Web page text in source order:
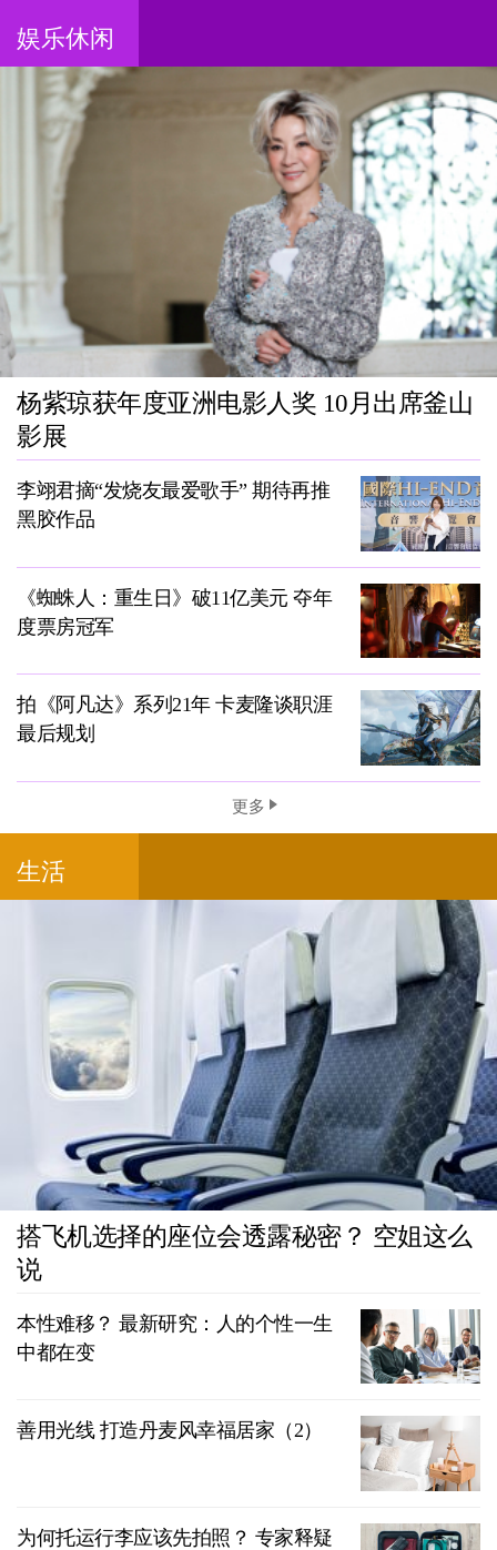
娱乐休闲
杨紫琼获年度亚洲电影人奖 10月出席釜山
影展
李翊君摘“发烧友最爱歌手” 期待再推
黑胶作品
《蜘蛛人：重生日》破11亿美元 夺年
度票房冠军
拍《阿凡达》系列21年 卡麦隆谈职涯
最后规划
更多
生活
搭飞机选择的座位会透露秘密？ 空姐这么
说
本性难移？ 最新研究：人的个性一生
中都在变
善用光线 打造丹麦风幸福居家（2）
为何托运行李应该先拍照？ 专家释疑